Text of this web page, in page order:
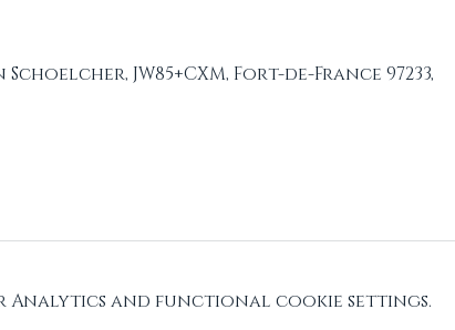
JW85+CXM, Fort-de-France 97233,
Analytics and functional cookie settings.